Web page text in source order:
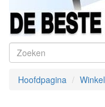
Hoofdpagina Winkel